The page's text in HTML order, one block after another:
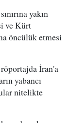
yakın
ve Kürt
öncülük etmesi
İran'a
yabancı
nitelikte